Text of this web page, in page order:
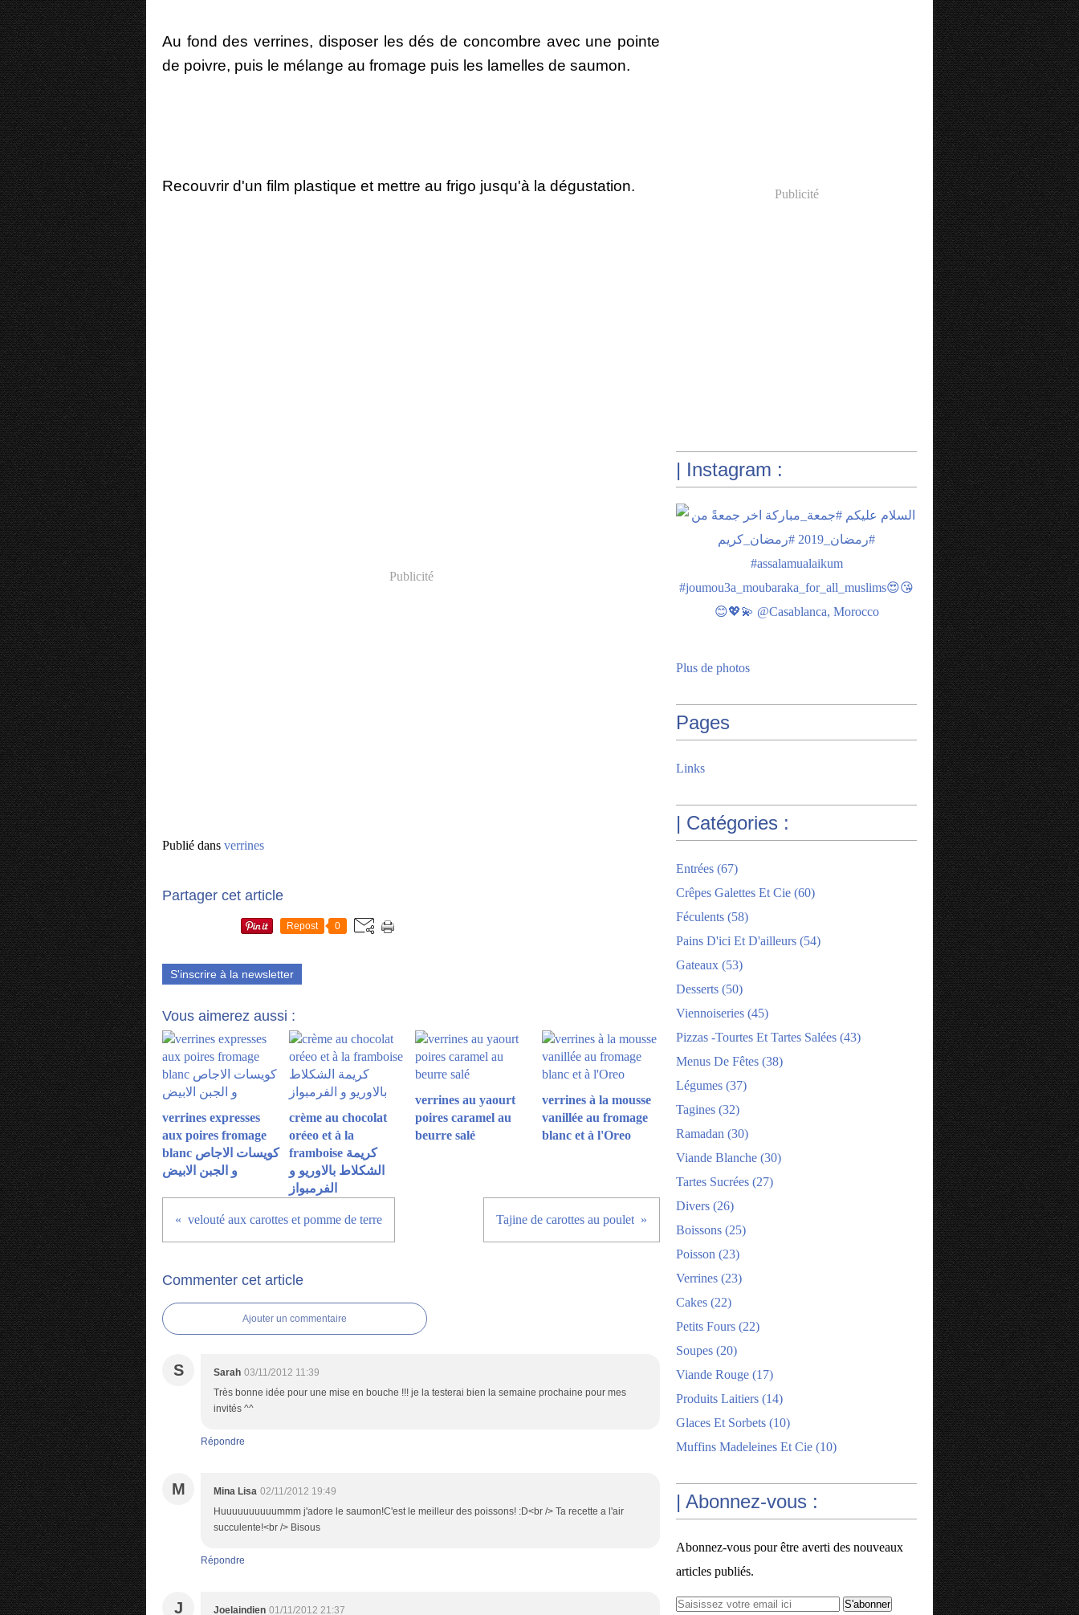
Au fond des verrines, disposer les dés de concombre avec une pointe
de poivre, puis le mélange au fromage puis les lamelles de saumon.
Recouvrir d'un film plastique et mettre au frigo jusqu'à la dégustation.
Publicité
Publié dans verrines
Partager cet article
Repost 0
S'inscrire à la newsletter
Vous aimerez aussi :
verrines expresses
aux poires fromage
blanc كويسات الاجاص
و الجبن الابيض
crème au chocolat
oréeo et à la
framboise كريمة
الشكلاط بالاوريو و
الفرمبواز
verrines au yaourt
poires caramel au
beurre salé
verrines à la mousse
vanillée au fromage
blanc et à l'Oreo
velouté aux carottes et pomme de terre Tajine de carottes au poulet
Commenter cet article
Ajouter un commentaire
S Sarah 03/11/2012 11:39
Très bonne idée pour une mise en bouche !!! je la testerai bien la semaine prochaine pour mes
invités ^^
Répondre
M Mina Lisa 02/11/2012 19:49
Huuuuuuuuuummm j'adore le saumon!C'est le meilleur des poissons! :D<br /> Ta recette a l'air
succulente!<br /> Bisous
Répondre
J Joelaindien 01/11/2012 21:37
Publicité
| Instagram :
Plus de photos
Pages
Links
| Catégories :
Entrées (67)
Crêpes Galettes Et Cie (60)
Féculents (58)
Pains D'ici Et D'ailleurs (54)
Gateaux (53)
Desserts (50)
Viennoiseries (45)
Pizzas -tourtes Et Tartes Salées (43)
Menus De Fêtes (38)
Légumes (37)
Tagines (32)
Ramadan (30)
Viande Blanche (30)
Tartes Sucrées (27)
Divers (26)
Boissons (25)
Poisson (23)
Verrines (23)
Cakes (22)
Petits Fours (22)
Soupes (20)
Viande Rouge (17)
Produits Laitiers (14)
Glaces Et Sorbets (10)
Muffins Madeleines Et Cie (10)
| Abonnez-vous :
Abonnez-vous pour être averti des nouveaux
articles publiés.